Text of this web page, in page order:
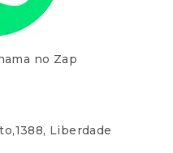
no Zap
Liberdade